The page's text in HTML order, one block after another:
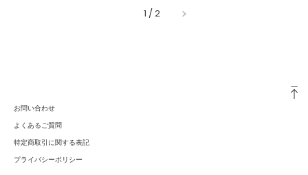
1 /2
お問い合わせ
よくあるご質問
特定商取引に関する表記
プライバシーポリシー